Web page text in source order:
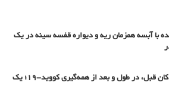
با آبسه همزمان ریه و دیواره قفسه سینه در یک
مصرف آنتی‌بیوتیک در کودکان قبل، در طول و بعد از همه‌گیری کووید-۱۹؛ یک